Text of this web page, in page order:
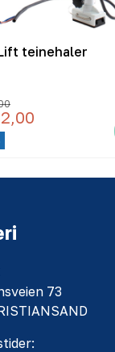
teinehaler
73